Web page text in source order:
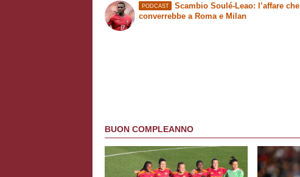
PODCAST
Scambio Soulé-Leao: l’affare che
converrebbe a Roma e Milan
BUON COMPLEANNO